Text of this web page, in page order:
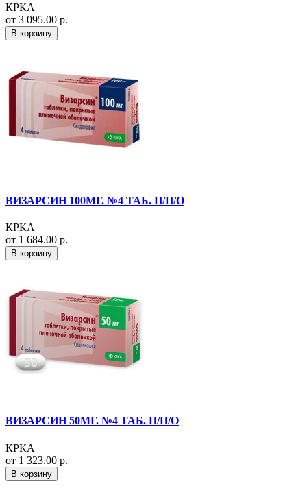
КРКА
от 3 095.00 р.
В корзину
ВИЗАРСИН 100МГ. №4 ТАБ. П/П/О
КРКА
от 1 684.00 р.
В корзину
ВИЗАРСИН 50МГ. №4 ТАБ. П/П/О
КРКА
от 1 323.00 р.
В корзину